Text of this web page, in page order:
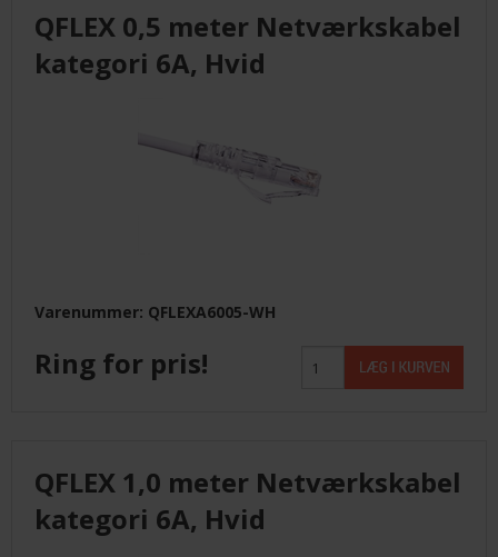
KUNDECENTER
ANMOD OM ADGANG
QFLEX 0,5 meter Netværkskabel
kategori 6A, Hvid
Varenummer: QFLEXA6005-WH
Ring for pris!
QFLEX 1,0 meter Netværkskabel
kategori 6A, Hvid